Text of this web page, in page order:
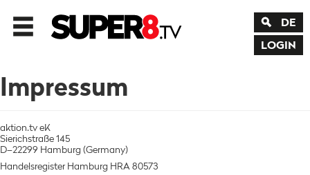
DE
LOGIN
Impressum
aktion.tv eK
Sierichstraße 145
D–22299 Hamburg (Germany)
Handelsregister Hamburg HRA 80573